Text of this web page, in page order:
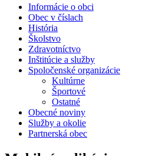
Informácie o obci
Obec v číslach
História
Školstvo
Zdravotníctvo
Inštitúcie a služby
Spoločenské organizácie
Kultúrne
Športové
Ostatné
Obecné noviny
Služby a okolie
Partnerská obec